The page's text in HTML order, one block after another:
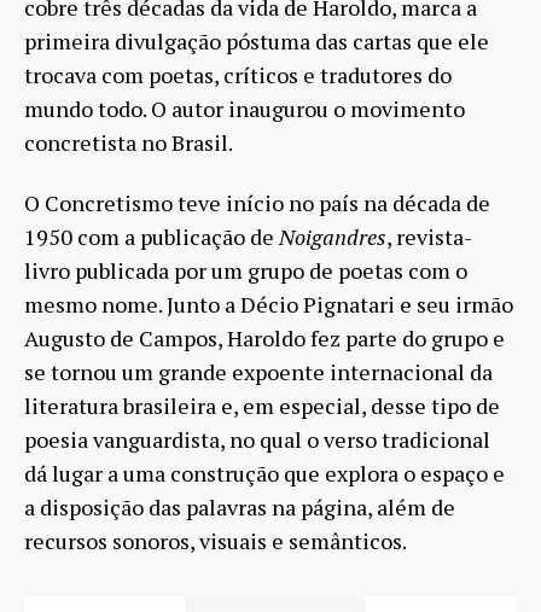
cobre três décadas da vida de Haroldo, marca a
primeira divulgação póstuma das cartas que ele
trocava com poetas, críticos e tradutores do
mundo todo. O autor inaugurou o movimento
concretista no Brasil.
O Concretismo teve início no país na década de
1950 com a publicação deNoigandres, revista-
livro publicada por um grupo de poetas com o
mesmo nome. Junto a Décio Pignatari e seu irmão
Augusto de Campos, Haroldo fez parte do grupo e
se tornou um grande expoente internacional da
literatura brasileira e, em especial, desse tipo de
poesia vanguardista, no qual o verso tradicional
dá lugar a uma construção que explora o espaço e
a disposição das palavras na página, além de
recursos sonoros, visuais e semânticos.